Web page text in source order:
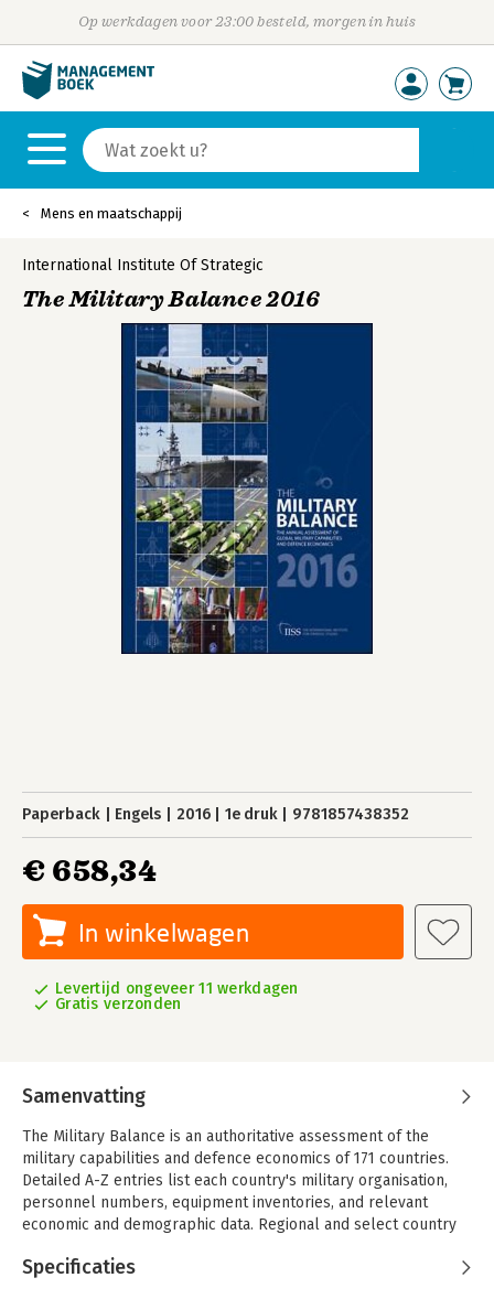
Op werkdagen voor 23:00 besteld, morgen in huis
Mens en maatschappij
International Institute Of Strategic
The Military Balance 2016
Paperback Engels 2016 1e druk 9781857438352
€ 658,34
In winkelwagen
Levertijd ongeveer 11 werkdagen
Gratis verzonden
Samenvatting
The Military Balance is an authoritative assessment of the
military capabilities and defence economics of 171 countries.
Detailed A-Z entries list each country's military organisation,
personnel numbers, equipment inventories, and relevant
economic and demographic data. Regional and select country
policy and procurement, and defence economics.
Specificaties